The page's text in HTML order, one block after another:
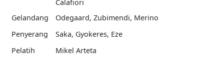
Calafiori
Gelandang
Odegaard, Zubimendi, Merino
Penyerang
Saka, Gyokeres, Eze
Pelatih
Mikel Arteta